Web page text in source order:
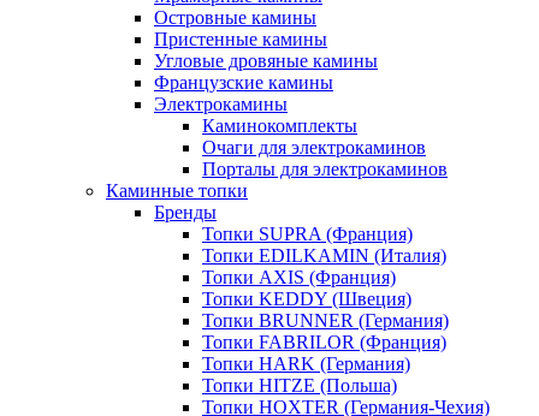
Островные камины
Пристенные камины
Угловые дровяные камины
Французские камины
Электрокамины
Каминокомплекты
Очаги для электрокаминов
Порталы для электрокаминов
Каминные топки
Бренды
Топки SUPRA (Франция)
Топки EDILKAMIN (Италия)
Топки AXIS (Франция)
Топки KEDDY (Швеция)
Топки BRUNNER (Германия)
Топки FABRILOR (Франция)
Топки HARK (Германия)
Топки HITZE (Польша)
Топки HOXTER (Германия-Чехия)